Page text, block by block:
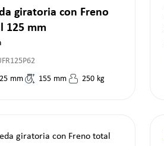
giratoria con Freno
125 mm
mm 155 mm 250 kg